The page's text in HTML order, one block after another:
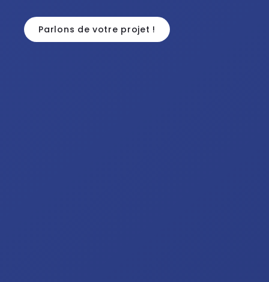
Parlons de votre projet !